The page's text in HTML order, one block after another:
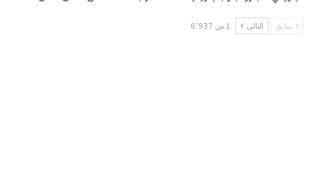
سابق التالى 1 من 6٬937